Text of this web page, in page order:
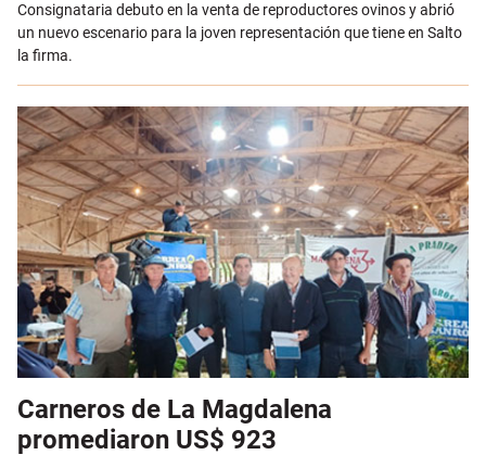
Consignataria debuto en la venta de reproductores ovinos y abrió
un nuevo escenario para la joven representación que tiene en Salto
la firma.
Carneros de La Magdalena
promediaron US$ 923